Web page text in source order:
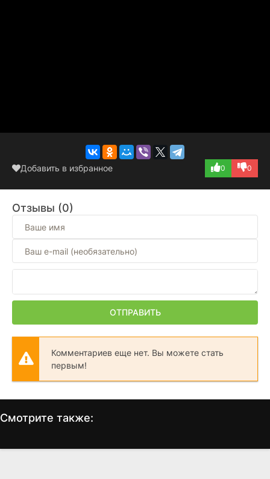
Добавить в избранное 0 0
Отзывы (0)
ОТПРАВИТЬ
Комментариев еще нет. Вы можете стать
первым!
Смотрите также:
Питер Пэн: Возвращение
Человек дождя